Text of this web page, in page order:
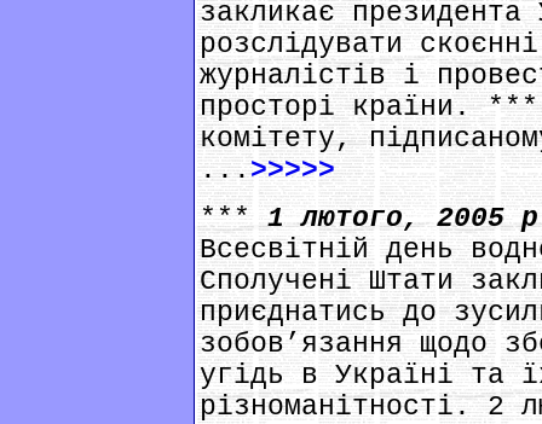
закликає президента
розслідувати
журналістів і
просторі країни.
комітету,
...>>>>>
***1 лютого, 2005
Всесвітній день
Сполучені Штати
приєднатись до
зобов’язання щодо
угідь в Україні та
різноманітності. 2